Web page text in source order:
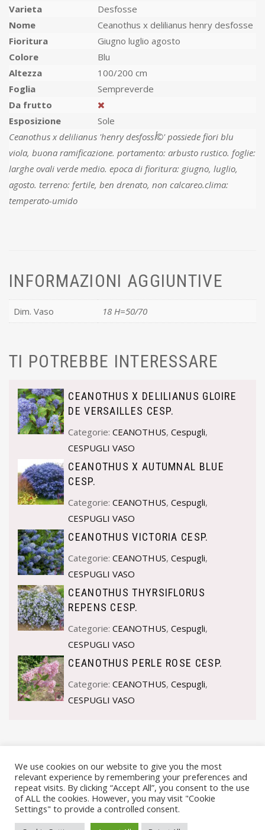
Varieta
Desfosse
Nome
Ceanothus x delilianus henry desfosse
Fioritura
Giugno luglio agosto
Colore
Blu
Altezza
100/200 cm
Foglia
Sempreverde
Da frutto
Esposizione
Sole
Ceanothus x delilianus 'henry desfossأ©' possiede fiori blu
viola, buona ramificazione. portamento: arbusto rustico. foglie:
larghe ovali verde medio. epoca di fioritura: giugno, luglio,
agosto. terreno: fertile, ben drenato, non calcareo.clima:
temperato-umido
INFORMAZIONI AGGIUNTIVE
Dim. Vaso 18 H=50/70
TI POTREBBE INTERESSARE
CEANOTHUS X DELILIANUS GLOIRE
DE VERSAILLES CESP.
Categorie:CEANOTHUS,Cespugli,
CESPUGLI VASO
CEANOTHUS X AUTUMNAL BLUE
CESP.
Categorie:CEANOTHUS,Cespugli,
CESPUGLI VASO
CEANOTHUS VICTORIA CESP.
Categorie:CEANOTHUS,Cespugli,
CESPUGLI VASO
CEANOTHUS THYRSIFLORUS
REPENS CESP.
Categorie:CEANOTHUS,Cespugli,
CESPUGLI VASO
CEANOTHUS PERLE ROSE CESP.
Categorie:CEANOTHUS,Cespugli,
CESPUGLI VASO
We use cookies on our website to give you the most
relevant experience by remembering your preferences and
repeat visits. By clicking “Accept All”, you consent to the use
of ALL the cookies. However, you may visit "Cookie
Settings" to provide a controlled consent.